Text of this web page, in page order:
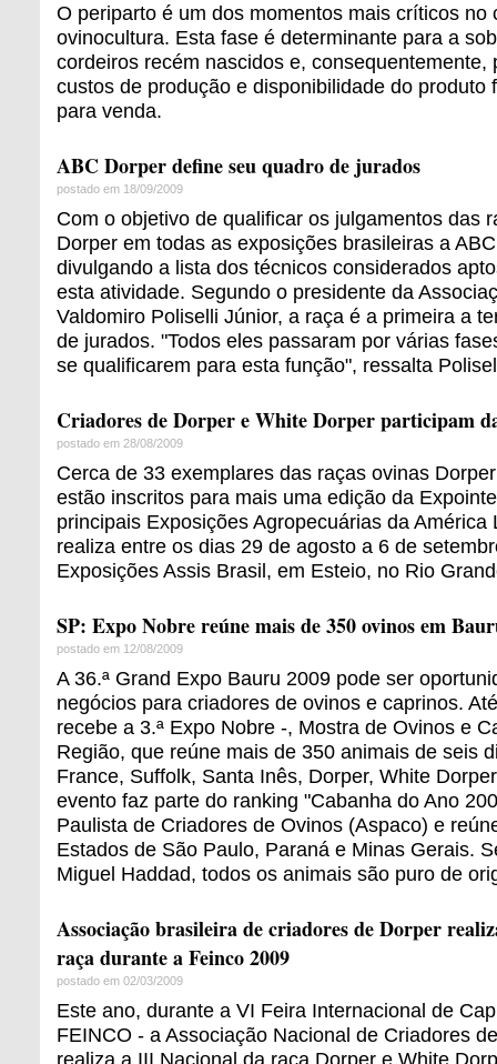
O periparto é um dos momentos mais críticos no
ovinocultura. Esta fase é determinante para a
cordeiros recém nascidos e, consequentemente,
custos de produção e disponibilidade do produto
para venda.
ABC Dorper define seu quadro de jurados
postado em 18/09/2009
Com o objetivo de qualificar os julgamentos das
Dorper em todas as exposições brasileiras a
divulgando a lista dos técnicos considerados
esta atividade. Segundo o presidente da
Valdomiro Poliselli Júnior, a raça é a primeira a
de jurados. "Todos eles passaram por várias
se qualificarem para esta função", ressalta
Criadores de Dorper e White Dorper participam
postado em 28/08/2009
Cerca de 33 exemplares das raças ovinas
estão inscritos para mais uma edição da
principais Exposições Agropecuárias da América
realiza entre os dias 29 de agosto a 6 de
Exposições Assis Brasil, em Esteio, no Rio
SP: Expo Nobre reúne mais de 350 ovinos em
postado em 12/08/2009
A 36.ª Grand Expo Bauru 2009 pode ser
negócios para criadores de ovinos e caprinos.
recebe a 3.ª Expo Nobre -, Mostra de Ovinos e
Região, que reúne mais de 350 animais de seis
France, Suffolk, Santa Inês, Dorper, White
evento faz parte do ranking "Cabanha do Ano
Paulista de Criadores de Ovinos (Aspaco) e
Estados de São Paulo, Paraná e Minas Gerais.
Miguel Haddad, todos os animais são puro de
Associação brasileira de criadores de Dorper
raça durante a Feinco 2009
postado em 02/03/2009
Este ano, durante a VI Feira Internacional de
FEINCO - a Associação Nacional de Criadores
realiza a III Nacional da raça Dorper e White